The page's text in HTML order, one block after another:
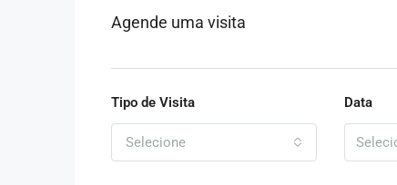
Agende uma visita
Tipo de Visita
Selecione
Data